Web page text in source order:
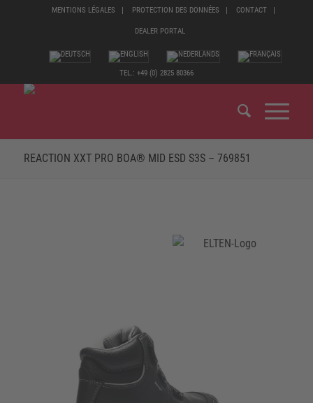
MENTIONS LÉGALES PROTECTION DES DONNÉES CONTACT
DEALER PORTAL
TEL.: +49 (0) 2825 80366
REACTION XXT PRO BOA® MID ESD S3S – 769851